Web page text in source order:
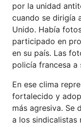
por la unidad
cuando se dirigía
Unido. Había
participado en
en su país. Las
policía francesa a
En ese clima
fortalecido y
más agresiva. Se
a los sindicalistas